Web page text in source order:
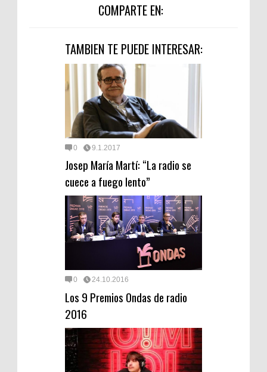
COMPARTE EN:
TAMBIEN TE PUEDE INTERESAR:
0 9.1.2017
Josep María Martí: “La radio se
cuece a fuego lento”
0 24.10.2016
Los 9 Premios Ondas de radio
2016